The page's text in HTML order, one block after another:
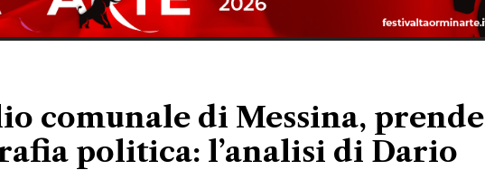
comunale di Messina, prende
politica: l’analisi di Dario